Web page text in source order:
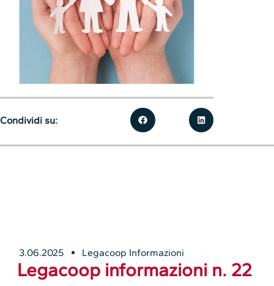
3.06.2025 Legacoop Informazioni
Legacoop informazioni n. 22
Condividi su: